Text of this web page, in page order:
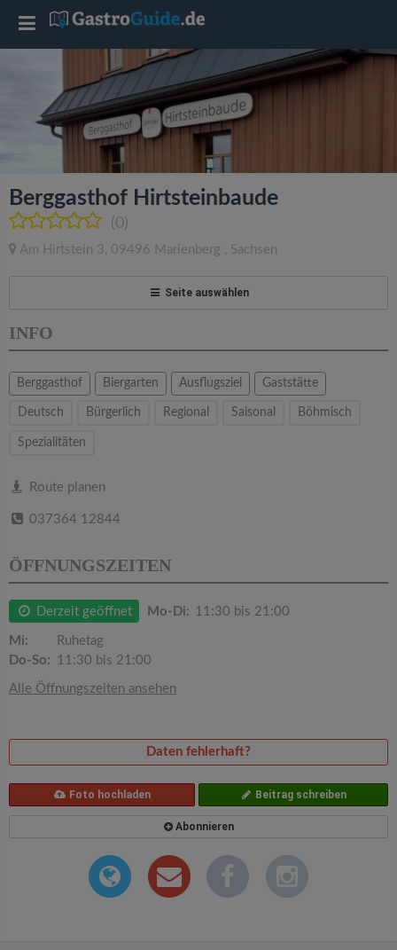
Berggasthof Hirtsteinbaude
(0)
Am Hirtstein 3, 09496 Marienberg , Sachsen
Seite auswählen
INFO
Berggasthof Biergarten Ausflugsziel Gaststätte
Deutsch Bürgerlich Regional Saisonal Böhmisch
Spezialitäten
Route planen
037364 12844
ÖFFNUNGSZEITEN
Derzeit geöffnet Mo-Di: 11:30 bis 21:00
Mi:
Ruhetag
Do-So:
11:30 bis 21:00
Alle Öffnungszeiten ansehen
Daten fehlerhaft?
Foto hochladen Beitrag schreiben
Abonnieren
T
g
l
e
a
v
i
g
t
o